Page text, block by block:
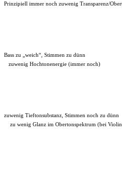
Prinzipiell immer noch zuwenig Transparenz/
Bass zu „weich“,
zuwenig Hochtonenergie (immer noch)
zuwenig Tieftonsubstanz,
zu wenig Glanz im Obertonspektrum (bei